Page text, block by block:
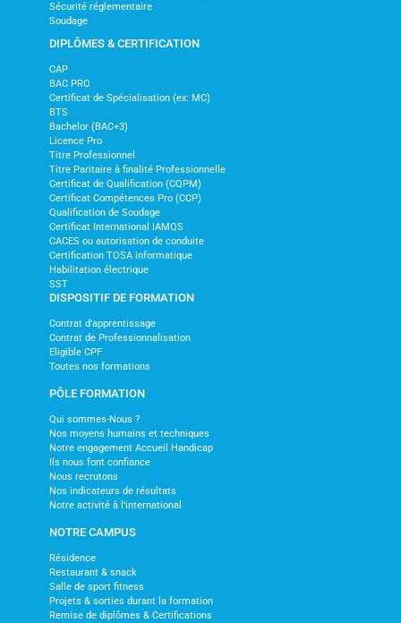
Sécurité réglementaire
Soudage
DIPLÔMES & CERTIFICATION
CAP
BAC PRO
Certificat de Spécialisation (ex: MC)
BTS
Bachelor (BAC+3)
Licence Pro
Titre Professionnel
Titre Paritaire à finalité Professionnelle
Certificat de Qualification (CQPM)
Certificat Compétences Pro (CCP)
Qualification de Soudage
Certificat International IAMQS
CACES ou autorisation de conduite
Certification TOSA informatique
Habilitation électrique
SST
DISPOSITIF DE FORMATION
Contrat d'apprentissage
Contrat de Professionnalisation
Eligible CPF
Toutes nos formations
PÔLE FORMATION
Qui sommes-Nous ?
Nos moyens humains et techniques
Notre engagement Accueil Handicap
Ils nous font confiance
Nous recrutons
Nos indicateurs de résultats
Notre activité à l'international
NOTRE CAMPUS
Résidence
Restaurant & snack
Salle de sport fitness
Projets & sorties durant la formation
Remise de diplômes & Certifications